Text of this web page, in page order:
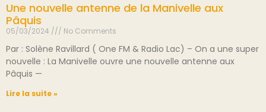
Une nouvelle antenne de la Manivelle aux
Pâquis
05/03/2024 No Comments
Par : Solène Ravillard ( One FM & Radio Lac) – On a une super
nouvelle : La Manivelle ouvre une nouvelle antenne aux
Pâquis —
Lire la suite »